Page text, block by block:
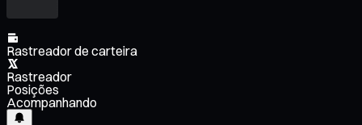
Rastreador de carteira
Rastreador
Posições
Acompanhando